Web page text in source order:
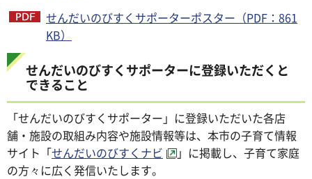
せんだいのびすくサポーターポスター（PDF：861
KB）
せんだいのびすくサポーターに登録いただくと
できること
「せんだいのびすくサポーター」に登録いただいた各店
舗・施設の取組み内容や施設情報等は、本市の子育て情報
サイト「せんだいのびすくナビ
」に掲載し、子育て家庭
の方々に広く発信いたします。